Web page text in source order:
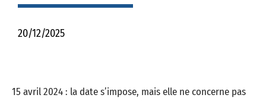
20/12/2025
15 avril 2024 : la date s’impose, mais elle ne concerne pas